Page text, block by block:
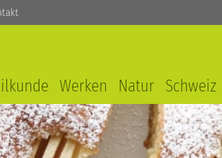
Werken Natur Schweiz